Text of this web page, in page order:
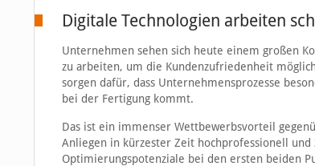
Digitale Technologien arbeiten
Unternehmen sehen sich heute einem großen
zu arbeiten, um die Kundenzufriedenheit
sorgen dafür, dass Unternehmensprozesse
bei der Fertigung kommt.
Das ist ein immenser Wettbewerbsvorteil
Anliegen in kürzester Zeit hochprofessionell
Optimierungspotenziale bei den ersten beiden